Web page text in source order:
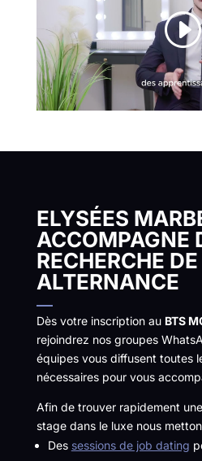
ELYSÉES
ACCOMPAGNE
RECHERCHE
ALTERNANCE
Dès votre inscription au BTS
rejoindrez nos groupes
équipes vous diffusent toutes
nécessaires pour vous
Afin de trouver rapidement
stage dans le luxe nous
Des sessions de job dating